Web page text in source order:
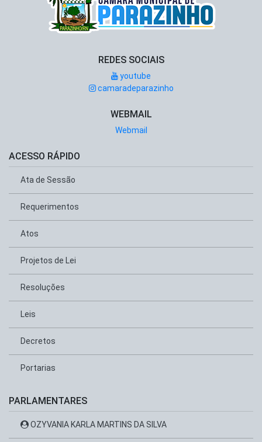
REDES SOCIAIS
youtube
camaradeparazinho
WEBMAIL
Webmail
ACESSO RÁPIDO
Ata de Sessão
Requerimentos
Atos
Projetos de Lei
Resoluções
Leis
Decretos
Portarias
PARLAMENTARES
OZYVANIA KARLA MARTINS DA SILVA